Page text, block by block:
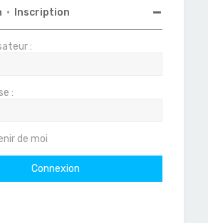
• Inscription
:
:
de moi